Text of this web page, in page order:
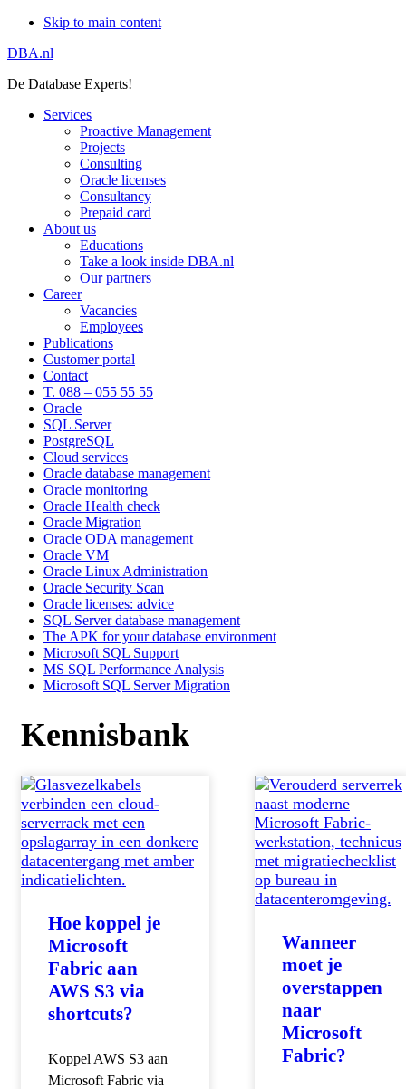
Skip to main content
DBA.nl
De Database Experts!
Services
Proactive Management
Projects
Consulting
Oracle licenses
Consultancy
Prepaid card
About us
Educations
Take a look inside DBA.nl
Our partners
Career
Vacancies
Employees
Publications
Customer portal
Contact
T. 088 – 055 55 55
Oracle
SQL Server
PostgreSQL
Cloud services
Oracle database management
Oracle monitoring
Oracle Health check
Oracle Migration
Oracle ODA management
Oracle VM
Oracle Linux Administration
Oracle Security Scan
Oracle licenses: advice
SQL Server database management
The APK for your database environment
Microsoft SQL Support
MS SQL Performance Analysis
Microsoft SQL Server Migration
Kennisbank
Hoe koppel je
Microsoft
Fabric aan
AWS S3 via
shortcuts?
Koppel AWS S3 aan
Microsoft Fabric via
Wanneer
moet je
overstappen
naar
Microsoft
Fabric?